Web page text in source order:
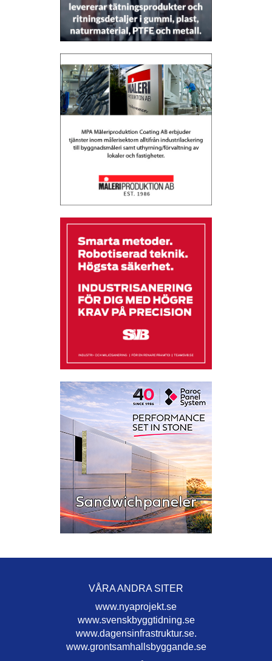
VÅRA ANDRA SITER
www.nyaprojekt.se
www.svenskbyggtidning.se
www.dagensinfrastruktur.se.
www.grontsamhallsbyggande.se